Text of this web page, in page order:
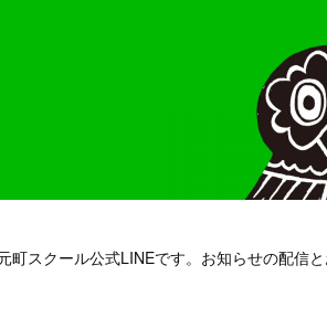
町スクール公式LINEです。お知らせの配信